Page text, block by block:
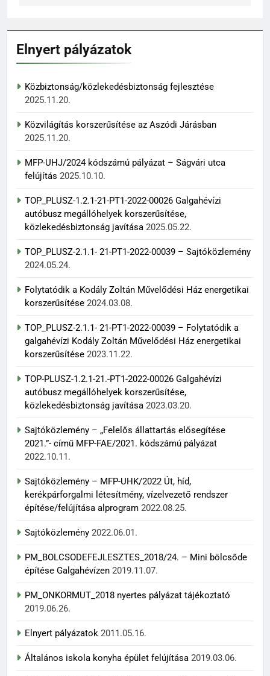
Elnyert pályázatok
Közbiztonság/közlekedésbiztonság fejlesztése
2025.11.20.
Közvilágítás korszerűsítése az Aszódi Járásban
2025.11.20.
MFP-UHJ/2024 kódszámú pályázat – Ságvári utca
felújítás 2025.10.10.
TOP_PLUSZ-1.2.1-21-PT1-2022-00026 Galgahévízi
autóbusz megállóhelyek korszerűsítése,
közlekedésbiztonság javítása 2025.05.22.
TOP_PLUSZ-2.1.1- 21-PT1-2022-00039 – Sajtóközlemény
2024.05.24.
Folytatódik a Kodály Zoltán Művelődési Ház energetikai
korszerűsítése 2024.03.08.
TOP_PLUSZ-2.1.1- 21-PT1-2022-00039 – Folytatódik a
galgahévízi Kodály Zoltán Művelődési Ház energetikai
korszerűsítése 2023.11.22.
TOP-PLUSZ-1.2.1-21.-PT1-2022-00026 Galgahévízi
autóbusz megállóhelyek korszerűsítése,
közlekedésbiztonság javítása 2023.03.20.
Sajtóközlemény – „Felelős állattartás elősegítése
2021.”- című MFP-FAE/2021. kódszámú pályázat
2022.10.11.
Sajtóközlemény – MFP-UHK/2022 Út, híd,
kerékpárforgalmi létesítmény, vízelvezető rendszer
építése/felújítása alprogram 2022.08.25.
Sajtóközlemény 2022.06.01.
PM_BOLCSODEFEJLESZTES_2018/24. – Mini bölcsőde
építése Galgahévízen 2019.11.07.
PM_ONKORMUT_2018 nyertes pályázat tájékoztató
2019.06.26.
Elnyert pályázatok 2011.05.16.
Általános iskola konyha épület felújítása 2019.03.06.